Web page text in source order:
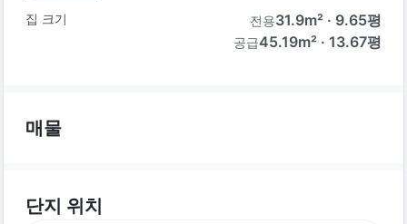
집 크기 전용31.9m² · 9.65평
공급45.19m² · 13.67평
매물
단지 위치